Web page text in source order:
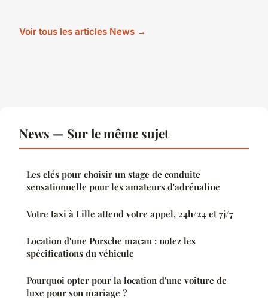
Voir tous les articles News →
News — Sur le même sujet
Les clés pour choisir un stage de conduite
sensationnelle pour les amateurs d'adrénaline
Votre taxi à Lille attend votre appel, 24h/24 et 7j/7
Location d'une Porsche macan : notez les
spécifications du véhicule
Pourquoi opter pour la location d'une voiture de
luxe pour son mariage ?